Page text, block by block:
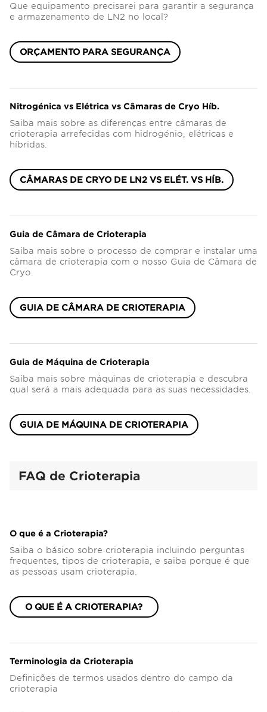
Que equipamento precisarei para garantir a segurança
e armazenamento de LN2 no local?
ORÇAMENTO PARA SEGURANÇA
Nitrogénica vs Elétrica vs Câmaras de Cryo Híb.
Saiba mais sobre as diferenças entre câmaras de
crioterapia arrefecidas com hidrogénio, elétricas e
híbridas.
CÂMARAS DE CRYO DE LN2 VS ELÉT. VS HÍB.
Guia de Câmara de Crioterapia
Saiba mais sobre o processo de comprar e instalar uma
câmara de crioterapia com o nosso Guia de Câmara de
Cryo.
GUIA DE CÂMARA DE CRIOTERAPIA
Guia de Máquina de Crioterapia
Saiba mais sobre máquinas de crioterapia e descubra
qual será a mais adequada para as suas necessidades.
GUIA DE MÁQUINA DE CRIOTERAPIA
FAQ de Crioterapia
O que é a Crioterapia?
Saiba o básico sobre crioterapia incluindo perguntas
frequentes, tipos de crioterapia, e saiba porque é que
as pessoas usam crioterapia.
O QUE É A CRIOTERAPIA?
Terminologia da Crioterapia
Definições de termos usados dentro do campo da
crioterapia